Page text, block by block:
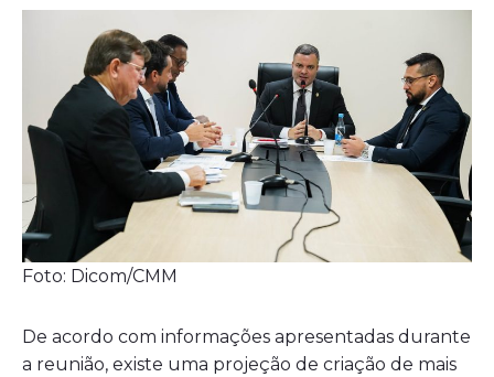
Foto: Dicom/CMM
De acordo com informações apresentadas durante
a reunião, existe uma projeção de criação de mais